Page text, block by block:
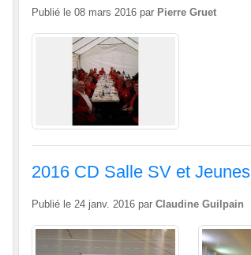
Publié le 08 mars 2016 par Pierre Gruet
2016 CD Salle SV et Jeunes
Publié le 24 janv. 2016 par Claudine Guilpain